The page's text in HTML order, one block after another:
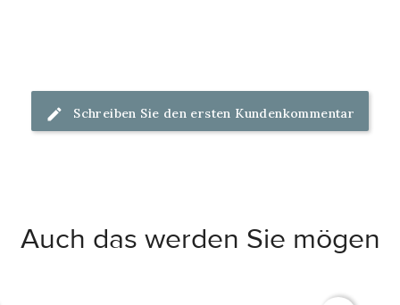
Schreiben Sie den ersten Kundenkommentar
Auch das werden Sie mögen